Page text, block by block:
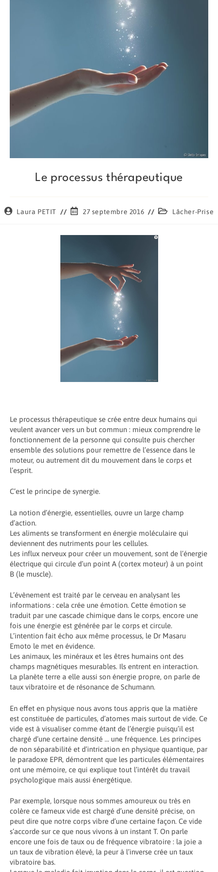
Le processus thérapeutique
Auteur/autrice
Laura PETIT
Publication
27 septembre 2016
Post Lâcher-Prise
Le processus thérapeutique se crée entre deux humains qui
veulent avancer vers un but commun : mieux comprendre le
fonctionnement de la personne qui consulte puis chercher
ensemble des solutions pour remettre de l’essence dans le
moteur, ou autrement dit du mouvement dans le corps et
l’esprit.
C’est le principe de synergie.
La notion d’énergie, essentielles, ouvre un large champ
d’action.
Les aliments se transforment en énergie moléculaire qui
deviennent des nutriments pour les cellules.
Les influx nerveux pour créer un mouvement, sont de l’énergie
électrique qui circule d’un point A (cortex moteur) à un point
B (le muscle).
L’évènement est traité par le cerveau en analysant les
informations : cela crée une émotion. Cette émotion se
traduit par une cascade chimique dans le corps, encore une
fois une énergie est générée par le corps et circule.
L’intention fait écho aux même processus, le Dr Masaru
Emoto le met en évidence.
Les animaux, les minéraux et les êtres humains ont des
champs magnétiques mesurables. Ils entrent en interaction.
La planète terre a elle aussi son énergie propre, on parle de
taux vibratoire et de résonance de Schumann.
En effet en physique nous avons tous appris que la matière
est constituée de particules, d’atomes mais surtout de vide. Ce
vide est à visualiser comme étant de l’énergie puisqu’il est
chargé d’une certaine densité … une fréquence. Les principes
de non séparabilité et d’intrication en physique quantique, par
le paradoxe EPR, démontrent que les particules élémentaires
ont une mémoire, ce qui explique tout l’intérêt du travail
psychologique mais aussi énergétique.
Par exemple, lorsque nous sommes amoureux ou très en
colère ce fameux vide est chargé d’une densité précise, on
peut dire que notre corps vibre d’une certaine façon. Ce vide
s’accorde sur ce que nous vivons à un instant T. On parle
encore une fois de taux ou de fréquence vibratoire : la joie a
un taux de vibration élevé, la peur à l’inverse crée un taux
vibratoire bas.